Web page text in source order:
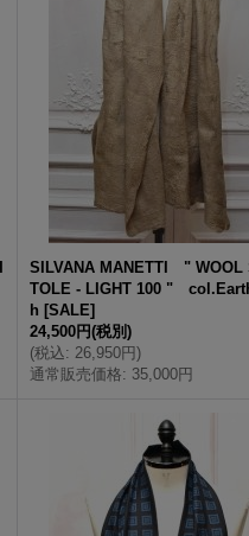
SILVANA MANETTI " WOOL
TOLE - LIGHT 100 "
h [SALE]
24,500円(税別)
(税込: 26,950円)
通常販売価格: 35,000円